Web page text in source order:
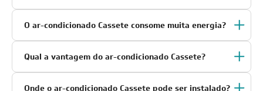
O ar-condicionado Cassete consome muita energia?
Qual a vantagem do ar-condicionado Cassete?
Onde o ar-condicionado Cassete pode ser instalado?